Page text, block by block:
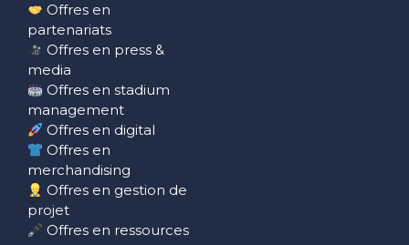
Offres en
partenariats
Offres en press &
media
Offres en stadium
management
Offres en digital
Offres en
merchandising
Offres en gestion de
projet
Offres en ressources